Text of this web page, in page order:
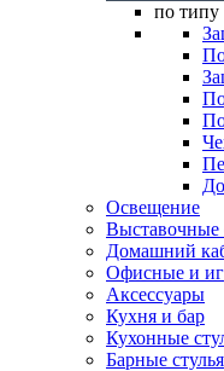
по типу
Освещение
Выставочные
Домашний
Офисные и
Аксессуары
Кухня и бар
Кухонные
Барные стулья